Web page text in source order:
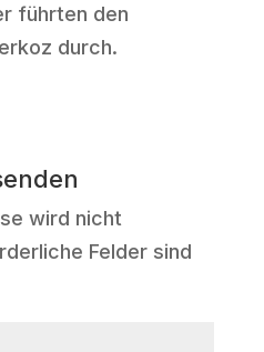
führten den
durch.
wird nicht
Felder sind